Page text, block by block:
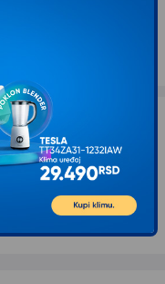
512GB 2.5''